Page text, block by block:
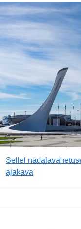
Sellel
ajakava